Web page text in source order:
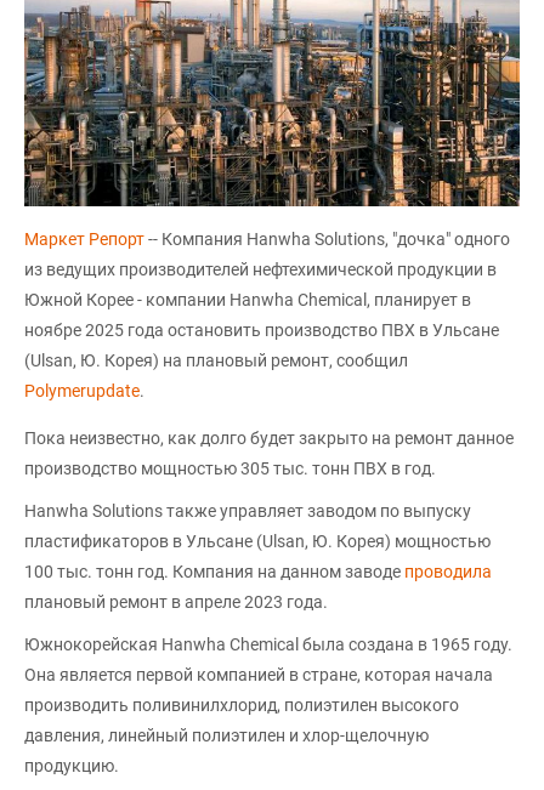
Маркет Репорт-- Компания Hanwha Solutions, "дочка" одного
из ведущих производителей нефтехимической продукции в
Южной Корее - компании Hanwha Chemical, планирует в
ноябре 2025 года остановить производство ПВХ в Ульсане
(Ulsan, Ю. Корея) на плановый ремонт, сообщил
Polymerupdate.
Пока неизвестно, как долго будет закрыто на ремонт данное
производство мощностью 305 тыс. тонн ПВХ в год.
Hanwha Solutions также управляет заводом по выпуску
пластификаторов в Ульсане (Ulsan, Ю. Корея) мощностью
100 тыс. тонн год. Компания на данном заводе проводила
плановый ремонт в апреле 2023 года.
Южнокорейская Hanwha Chemical была создана в 1965 году.
Она является первой компанией в стране, которая начала
производить поливинилхлорид, полиэтилен высокого
давления, линейный полиэтилен и хлор-щелочную
продукцию.